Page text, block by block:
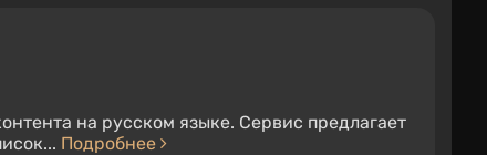
на русском языке. Сервис предлагает
Подробнее